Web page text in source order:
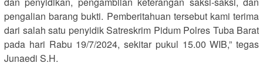
pengalian barang bukti. Pemberitahuan tersebut kami terima
dari salah satu penyidik Satreskrim Pidum Polres Tuba Barat
pada hari Rabu 19/7/2024, sekitar pukul 15.00 WIB,” tegas
Junaedi S.H.